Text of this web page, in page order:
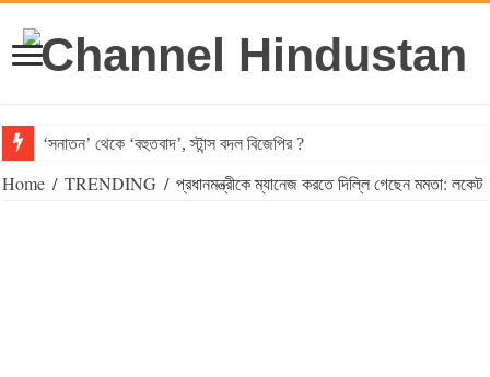
‘সনাতন’ থেকে ‘বহুতবাদ’, স্টান্স বদল বিজেপির ?
Home / TRENDING / প্রধানমন্ত্রীকে ম্যানেজ করতে দিল্লি গেছেন মমতা: লকেট